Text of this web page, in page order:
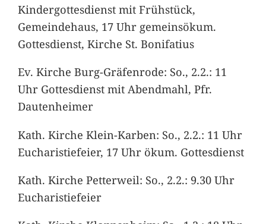
Kindergottesdienst mit Frühstück,
Gemeindehaus, 17 Uhr gemeinsökum.
Gottesdienst, Kirche St. Bonifatius
Ev. Kirche Burg-Gräfenrode: So., 2.2.: 11
Uhr Gottesdienst mit Abendmahl, Pfr.
Dautenheimer
Kath. Kirche Klein-Karben: So., 2.2.: 11 Uhr
Eucharistiefeier, 17 Uhr ökum. Gottesdienst
Kath. Kirche Petterweil: So., 2.2.: 9.30 Uhr
Eucharistiefeier